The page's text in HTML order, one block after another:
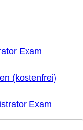
Exam
(kostenfrei)
Exam